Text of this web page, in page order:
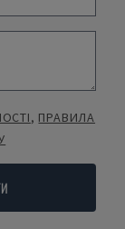
, ПРАВИЛА